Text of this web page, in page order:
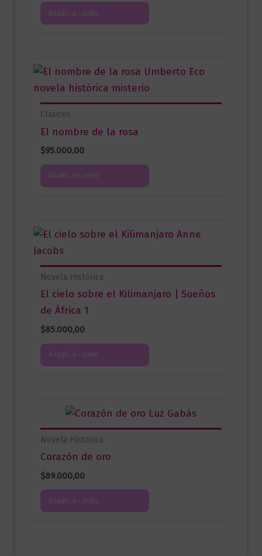
Añadir al carrito
Clásicos
El nombre de la rosa
$95.000,00
Añadir al carrito
Novela Histórica
El cielo sobre el Kilimanjaro | Sueños
de África 1
$85.000,00
Añadir al carrito
Novela Histórica
Corazón de oro
$89.000,00
Añadir al carrito